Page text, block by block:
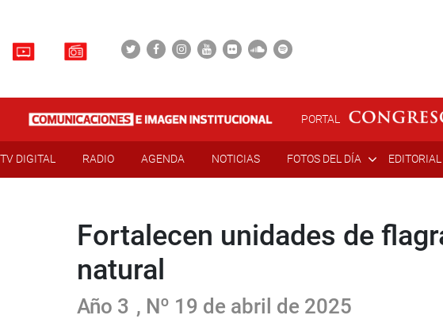
PORTAL
TV DIGITAL RADIO AGENDA NOTICIAS FOTOS DEL DÍA EDITORIAL
Fortalecen unidades de
natural
Año 3 , Nº 19 de abril de 2025